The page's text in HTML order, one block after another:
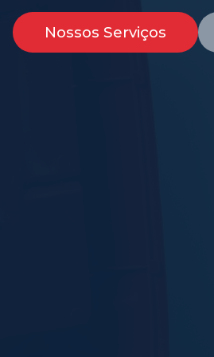
Nossos Serviços